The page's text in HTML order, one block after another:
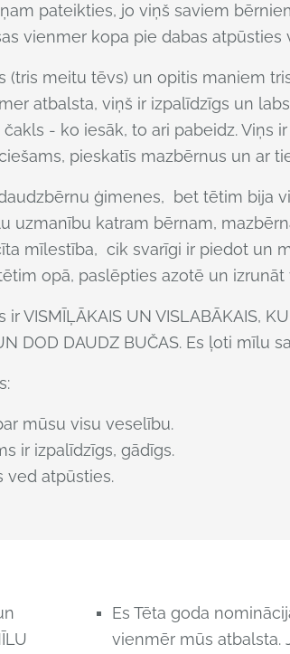
pateikties, jo viņš saviem
vienmer kopa pie dabas atpūsties
(tris meitu tēvs) un opitis maniem
atbalsta, viņš ir izpalīdzīgs un
- ko iesāk, to ari pabeidz. Viņs
pieskatīs mazbērnus un ar
ģimenes, bet tētim bija
uzmanību katram bērnam,
mīlestība, cik svarīgi ir piedot un
opā, paslēpties azotē un
ir VISMĪĻĀKAIS UN VISLABĀKAIS,
DOD DAUDZ BUČAS. Es ļoti mīlu
mūsu visu veselību.
ir izpalīdzīgs, gādīgs.
ved atpūsties.
Es Tēta goda
vienmēr mūs atbalsta.